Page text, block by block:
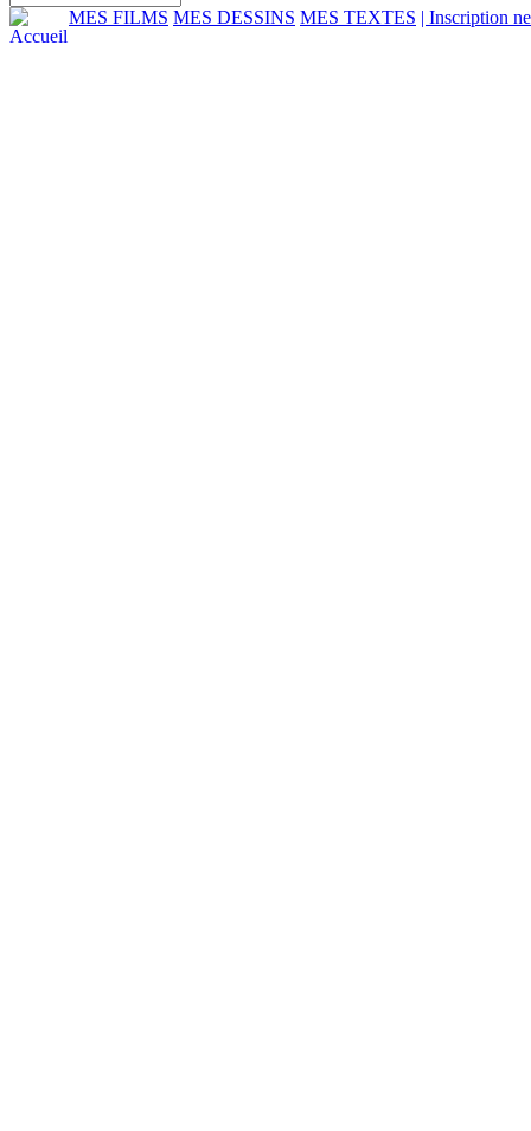
MES FILMS MES DESSINS MES TEXTES | Inscription